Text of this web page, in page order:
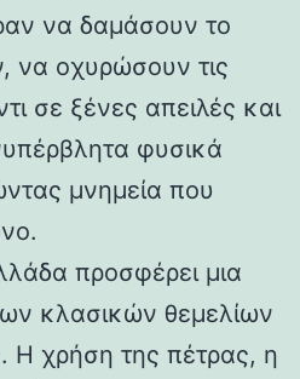
να δαμάσουν το
να οχυρώσουν τις
σε ξένες απειλές και
φυσικά
μνημεία που
προσφέρει μια
κλασικών θεμελίων
Η χρήση της πέτρας, η